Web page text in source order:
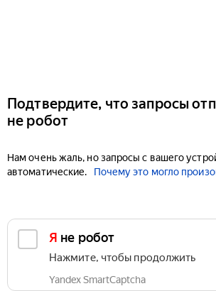
Подтвердите, что запросы
не робот
Нам очень жаль, но запросы с вашего
автоматические.
Почему это могло
Я не робот
Нажмите, чтобы продолжить
Yandex SmartCaptcha